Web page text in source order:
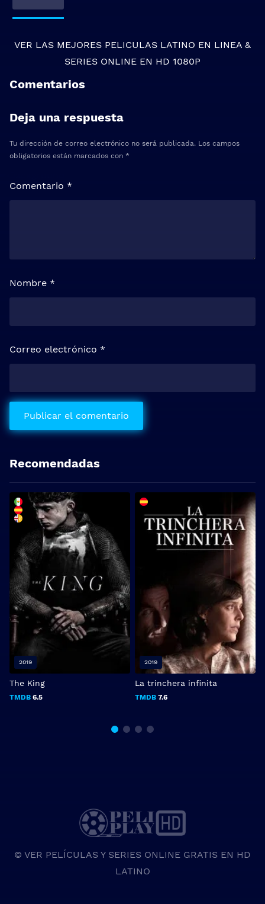
VER LAS MEJORES PELICULAS LATINO EN LINEA &
SERIES ONLINE EN HD 1080P
Comentarios
Deja una respuesta
Tu dirección de correo electrónico no será publicada. Los campos
obligatorios están marcados con *
Comentario *
Nombre *
Correo electrónico *
Recomendadas
The King
TMDB 6.5
2019
La trinchera infinita
TMDB 7.6
2019
© VER PELÍCULAS Y SERIES ONLINE GRATIS EN HD
LATINO